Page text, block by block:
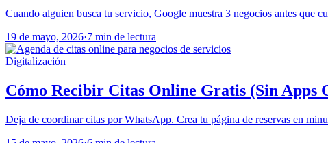
Cuando alguien busca tu servicio, Google muestra 3 negocios antes que
19 de mayo, 2026·7 min de lectura
Digitalización
Cómo Recibir Citas Online Gratis (Sin Apps
Deja de coordinar citas por WhatsApp. Crea tu página de reservas en